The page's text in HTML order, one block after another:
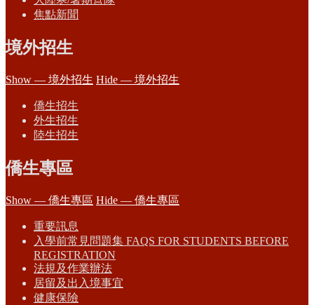
焦點新聞
境外招生
Show — 境外招生 Hide — 境外招生
僑生招生
外生招生
陸生招生
僑生專區
Show — 僑生專區 Hide — 僑生專區
重要訊息
入學前常見問題集 FAQS FOR STUDENTS BEFORE
REGISTRATION
法規及作業辦法
居留及出入境事宜
健康保險